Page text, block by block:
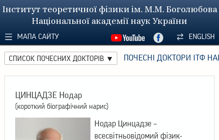
Інститут теоретичної фізики ім. М.М. Боголюбова
Національної академії наук України
МАПА САЙТУ ENGLISH
СПИСОК ПОЧЕСНИХ ДОКТОРІВ ПОЧЕСНІ ДОКТОРИ ІТФ
ЦИНЦАДЗЕ Нодар
(короткий біографічний нарис)
Нодар Цинцадзе –
всесвітньовідомий фізик-